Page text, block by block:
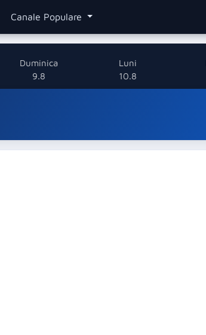
Canale Populare
Duminica
9.8
Luni
10.8